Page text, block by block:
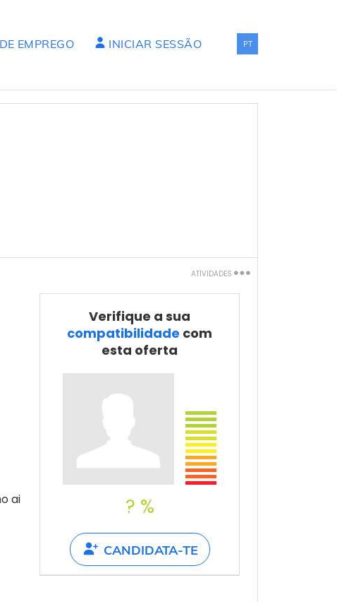
EMPREGO INICIAR SESSÃO PT
ATIVIDADES
Imprimir
Partilha com
um amigo
Verifique a sua
compatibilidade com
esta oferta
? %
CANDIDATA-TE
ai